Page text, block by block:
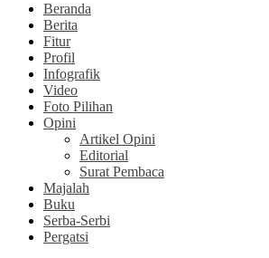
Beranda
Berita
Fitur
Profil
Infografik
Video
Foto Pilihan
Opini
Artikel Opini
Editorial
Surat Pembaca
Majalah
Buku
Serba-Serbi
Pergatsi